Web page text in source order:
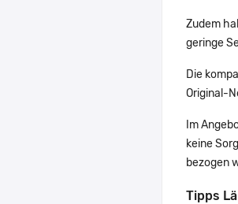
Zudem
geringe
Die
Original-
Im
keine
bezogen
Tipps